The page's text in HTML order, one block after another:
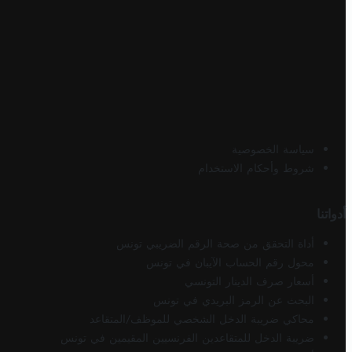
سياسة الخصوصية
شروط وأحكام الاستخدام
أدواتنا
أداة التحقق من صحة الرقم الضريبي تونس
محول رقم الحساب الآيبان في تونس
أسعار صرف الدينار التونسي
البحث عن الرمز البريدي في تونس
محاكي ضريبة الدخل الشخصي للموظف/المتقاعد
ضريبة الدخل للمتقاعدين الفرنسيين المقيمين في تونس